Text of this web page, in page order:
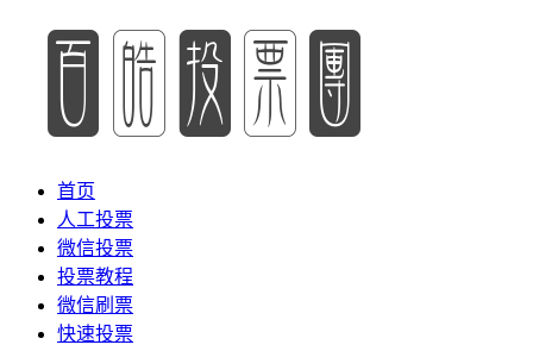
首页
人工投票
微信投票
投票教程
微信刷票
快速投票